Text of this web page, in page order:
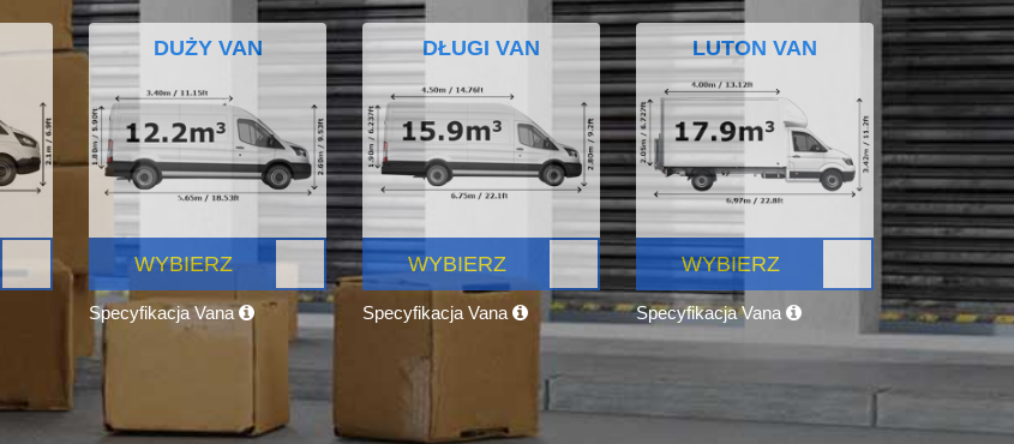
DUŻY VAN
WYBIERZ
Specyfikacja Vana
DŁUGI VAN
WYBIERZ
Specyfikacja Vana
LUTON VAN
WYBIERZ
Specyfikacja Vana